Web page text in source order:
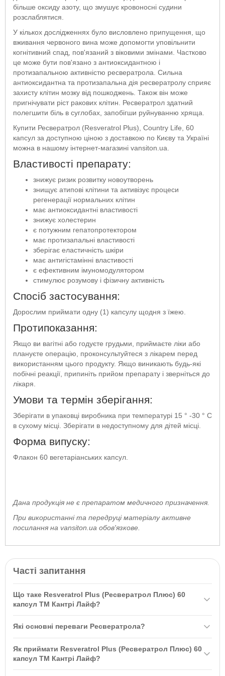
більше оксиду азоту, що змушує кровоносні судини
розслаблятися.
У кількох дослідженнях було висловлено припущення, що
вживання червоного вина може допомогти уповільнити
когнітивний спад, пов'язаний з віковими змінами. Частково
це може бути пов'язано з антиоксидантною і
протизапальною активністю ресвератрола. Сильна
антиоксидантна та протизапальна дія ресвератролу сприяє
захисту клітин мозку від пошкоджень. Також він може
пригнічувати ріст ракових клітин. Ресвератрол здатний
полегшити біль в суглобах, запобігши руйнуванню хряща.
Купити Ресвератрол (Resveratrol Plus), Country Life, 60
капсул за доступною ціною з доставкою по Києву та Україні
можна в нашому інтернет-магазині vansiton.ua.
Властивості препарату:
знижує ризик розвитку новоутворень
знищує атипові клітини та активізує процеси
регенерації нормальних клітин
має антиоксидантні властивості
знижує холестерин
є потужним гепатопротектором
має протизапальні властивості
зберігає еластичність шкіри
має антигістамінні властивості
є ефективним імуномодулятором
стимулює розумову і фізичну активність
Спосіб застосування:
Дорослим приймати одну (1) капсулу щодня з їжею.
Протипоказання:
Якщо ви вагітні або годуєте грудьми, приймаєте ліки або
плануєте операцію, проконсультуйтеся з лікарем перед
використанням цього продукту. Якщо виникають будь-які
побічні реакції, припиніть прийом препарату і зверніться до
лікаря.
Умови та термін зберігання:
Зберігати в упаковці виробника при температурі 15 ° -30 ° С
в сухому місці. Зберігати в недоступному для дітей місці.
Форма випуску:
Флакон 60 вегетаріанських капсул.
Дана продукція не є препаратом медичного призначення.
При використанні та передруці матеріалу активне
посилання на vansiton.ua обов'язкове.
Часті запитання
Що таке Resveratrol Plus (Ресвератрол Плюс) 60
капсул ТМ Кантрі Лайф?
— це рослинне з'єднання, яке діє як антиоксидант. Воно може
серцево-судинної системи завдяки своїм протизапальним
властивостям.
Які основні переваги Ресвератрола?
судинної системи, зниження артеріального тиску та захист
клітин мозку від пошкоджень. Він також може уповільнити
Як приймати Resveratrol Plus (Ресвератрол Плюс) 60
капсул ТМ Кантрі Лайф?